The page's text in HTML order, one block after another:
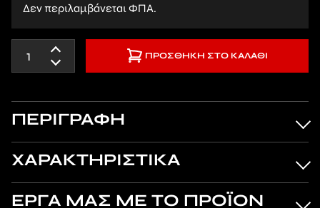
Δεν περιλαμβάνεται ΦΠΑ.
ΠΡΟΣΘΉΚΗ ΣΤΟ ΚΑΛΆΘΙ
ΠΕΡΙΓΡΑΦΗ
ΧΑΡΑΚΤΗΡΙΣΤΙΚΑ
ΕΡΓΑ ΜΑΣ ΜΕ ΤΟ ΠΡΟΪΟΝ